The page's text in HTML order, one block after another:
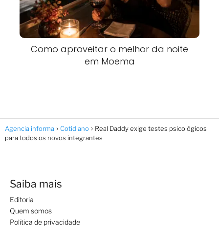
Como aproveitar o melhor da noite
em Moema
Agencia informa Cotidiano
Real Daddy exige testes psicológicos
para todos os novos integrantes
Saiba mais
Editoria
Quem somos
Política de privacidade